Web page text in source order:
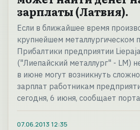
зарплаты (Латвия).
Если в ближайшее время
крупнейшем металлургическом
Прибалтики предприятии
("Лиепайский металлург" - LM)
в июне могут возникнуть
зарплат работникам
сегодня, 6 июня, сообщает
07.06.2013 12:35